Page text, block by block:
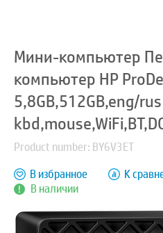
Мини-компьютер
компьютер HP
5,8GB,512GB,eng/
Product number: BY6V3ET
В наличии
В избранное К